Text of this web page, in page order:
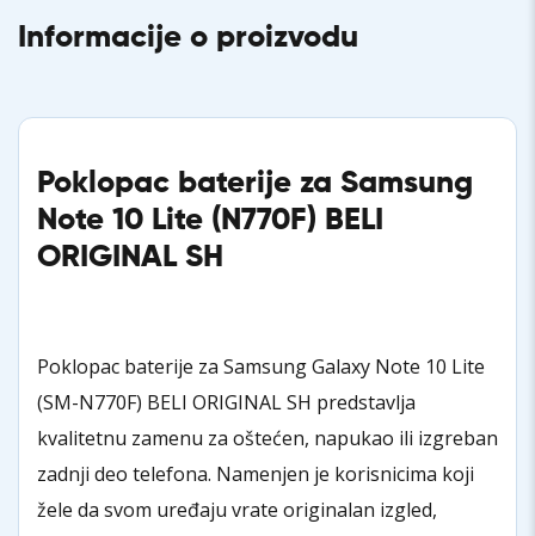
Informacije o proizvodu
Poklopac baterije za Samsung
Note 10 Lite (N770F) BELI
ORIGINAL SH
Poklopac baterije za Samsung Galaxy Note 10 Lite
(SM-N770F) BELI ORIGINAL SH predstavlja
kvalitetnu zamenu za oštećen, napukao ili izgreban
zadnji deo telefona. Namenjen je korisnicima koji
žele da svom uređaju vrate originalan izgled,